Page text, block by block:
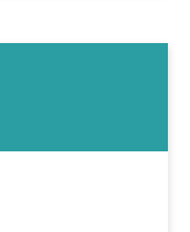
タが連携して